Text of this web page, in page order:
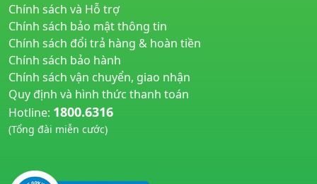
Chính sách và Hỗ trợ
Chính sách bảo mật thông tin
Chính sách đổi trả hàng & hoàn tiền
Chính sách bảo hành
Chính sách vận chuyển, giao nhận
Quy định và hình thức thanh toán
Hotline: 1800.6316
(Tổng đài miễn cước)